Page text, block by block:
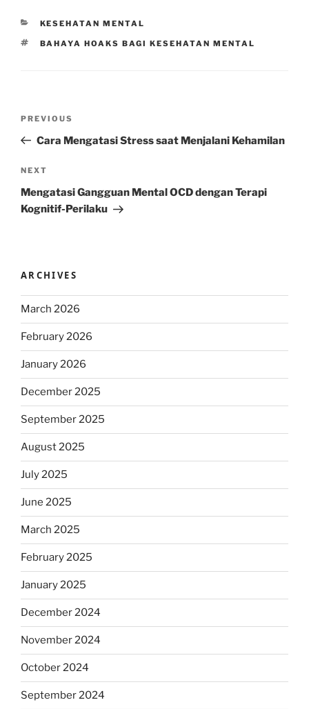
CATEGORIES
KESEHATAN MENTAL
TAGS
BAHAYA HOAKS BAGI KESEHATAN MENTAL
Previous
Post
PREVIOUS
Cara Mengatasi Stress saat Menjalani Kehamilan
Next
Post
NEXT
Mengatasi Gangguan Mental OCD dengan Terapi
Kognitif-Perilaku
ARCHIVES
March 2026
February 2026
January 2026
December 2025
September 2025
August 2025
July 2025
June 2025
March 2025
February 2025
January 2025
December 2024
November 2024
October 2024
September 2024